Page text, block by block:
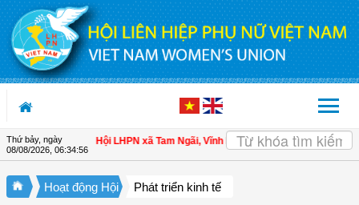
Truy cập nội dung luôn
Thứ bảy, ngày
08/08/2026, 06:34:57
cho hội viên | Hội LHPN xã Tam Ngãi, Vĩnh Long sơ kết công tác Hội và
Hoạt động Hội Phát triển kinh tế